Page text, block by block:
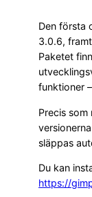
Den första
3.0.6,
Paketet
funktioner
Precis
släppas
Du kan
https://